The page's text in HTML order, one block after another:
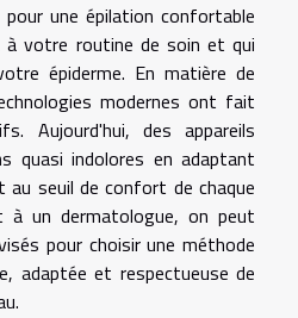
une épilation confortable
à votre routine de soin et qui
épiderme. En matière de
modernes ont fait
Aujourd'hui, des appareils
quasi indolores en adaptant
seuil de confort de chaque
à un dermatologue, on peut
pour choisir une méthode
adaptée et respectueuse de